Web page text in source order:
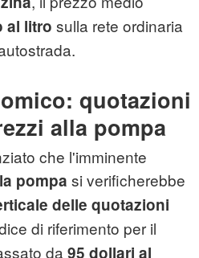
al litro sulla rete ordinaria
quotazioni
alla pompa
che l'imminente
pompa si verificherebbe
delle quotazioni
di riferimento per il
da 95 dollari al